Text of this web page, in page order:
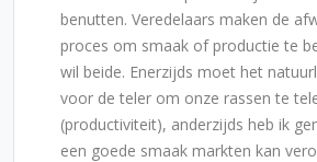
benutten. Veredelaars maken de
proces om smaak of productie te
wil beide. Enerzijds moet het
voor de teler om onze rassen te
(productiviteit), anderzijds heb ik
een goede smaak markten kan